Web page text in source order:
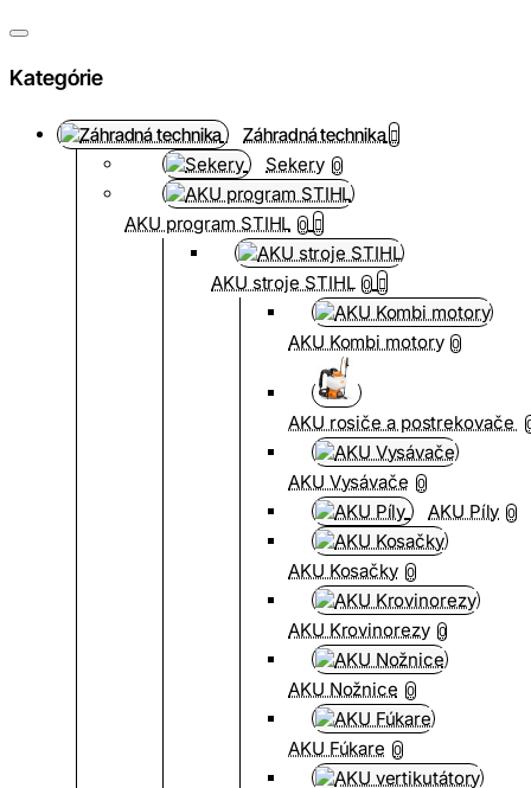
Kategórie
Záhradná technika
Sekery 0
AKU program STIHL 0
AKU stroje STIHL 0
AKU Kombi motory 0
AKU rosiče a postrekovače
AKU Vysávače 0
AKU Píly 0
AKU Kosačky 0
AKU Krovinorezy 0
AKU Nožnice 0
AKU Fúkare 0